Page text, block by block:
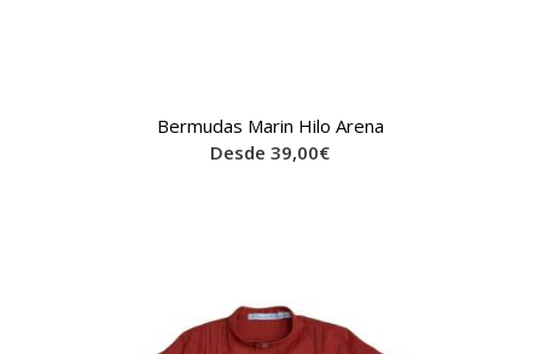
Bermudas Marin Hilo Arena
Desde39,00€